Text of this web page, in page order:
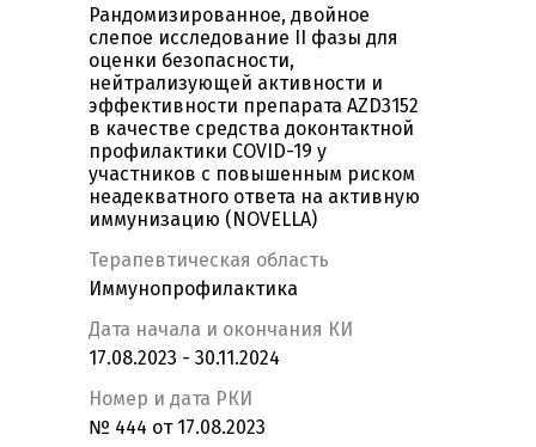
Рандомизированное, двойное
слепое исследование II фазы для
оценки безопасности,
нейтрализующей активности и
эффективности препарата AZD3152
в качестве средства доконтактной
профилактики COVID-19 у
участников с повышенным риском
неадекватного ответа на активную
иммунизацию (NOVELLA)
Терапевтическая область
Иммунопрофилактика
Дата начала и окончания КИ
17.08.2023 - 30.11.2024
Номер и дата РКИ
№ 444 от 17.08.2023